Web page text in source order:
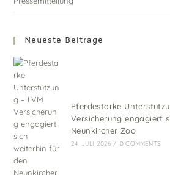
Neueste Beiträge
Pferdestarke
Versicherung engagiert
Neunkircher Zoo
24. JULI 2026 / 0 COMMENTS